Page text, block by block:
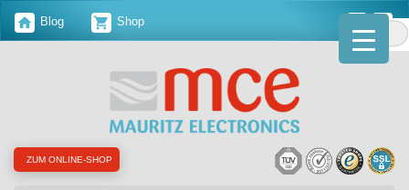
Blog Shop
ZUM ONLINE-SHOP